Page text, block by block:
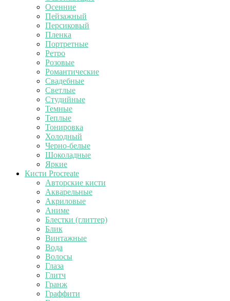
Осенние
Пейзажный
Персиковый
Пленка
Портретные
Ретро
Розовые
Романтические
Свадебные
Светлые
Студийные
Темные
Теплые
Тонировка
Холодный
Черно-белые
Шоколадные
Яркие
Кисти Procreate
Авторские кисти
Акварельные
Акриловые
Аниме
Блестки (глиттер)
Блик
Винтажные
Вода
Волосы
Глаза
Глитч
Гранж
Граффити